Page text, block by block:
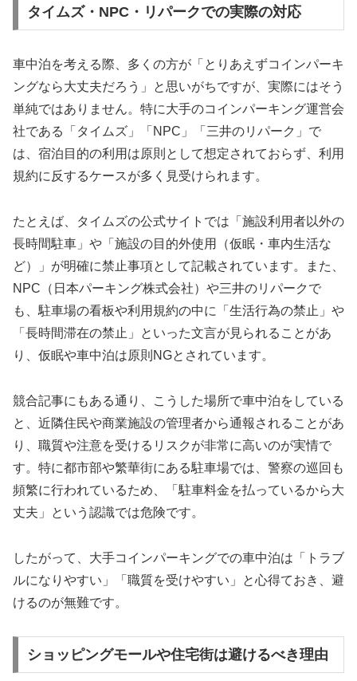
タイムズ・NPC・リパークでの実際の対応
車中泊を考える際、多くの方が「とりあえずコインパーキ
ングなら大丈夫だろう」と思いがちですが、実際にはそう
単純ではありません。特に大手のコインパーキング運営会
社である「タイムズ」「NPC」「三井のリパーク」で
は、宿泊目的の利用は原則として想定されておらず、利用
規約に反するケースが多く見受けられます。
たとえば、タイムズの公式サイトでは「施設利用者以外の
長時間駐車」や「施設の目的外使用（仮眠・車内生活な
ど）」が明確に禁止事項として記載されています。また、
NPC（日本パーキング株式会社）や三井のリパークで
も、駐車場の看板や利用規約の中に「生活行為の禁止」や
「長時間滞在の禁止」といった文言が見られることがあ
り、仮眠や車中泊は原則NGとされています。
競合記事にもある通り、こうした場所で車中泊をしている
と、近隣住民や商業施設の管理者から通報されることがあ
り、職質や注意を受けるリスクが非常に高いのが実情で
す。特に都市部や繁華街にある駐車場では、警察の巡回も
頻繁に行われているため、「駐車料金を払っているから大
丈夫」という認識では危険です。
したがって、大手コインパーキングでの車中泊は「トラブ
ルになりやすい」「職質を受けやすい」と心得ておき、避
けるのが無難です。
ショッピングモールや住宅街は避けるべき理由